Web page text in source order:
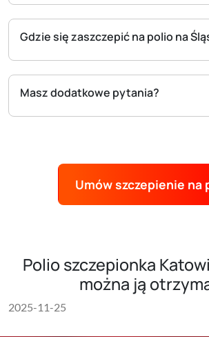
Gdzie się zaszczepić na polio na
Masz dodatkowe pytania?
Umów szczepienie na
Polio szczepionka
można ją
2025-11-25